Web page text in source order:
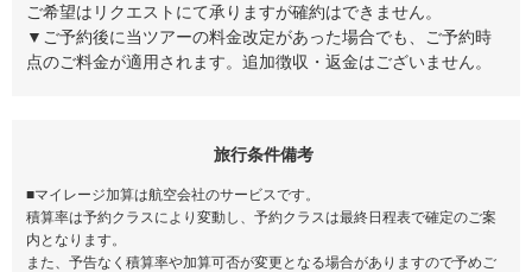
ご希望はリクエストにて承りますが確約はできません。
▼ご予約後に当ツアーの料金改定があった場合でも、ご予約時
点のご料金が適用されます。追加徴収・返金はございません。
旅行条件備考
■マイレージ加算は航空会社のサービスです。
積算率は予約クラスにより変動し、予約クラスは最終日程表で確定のご案
内となります。
また、予告なく積算率や加算可否が変更となる場合がありますので予めご